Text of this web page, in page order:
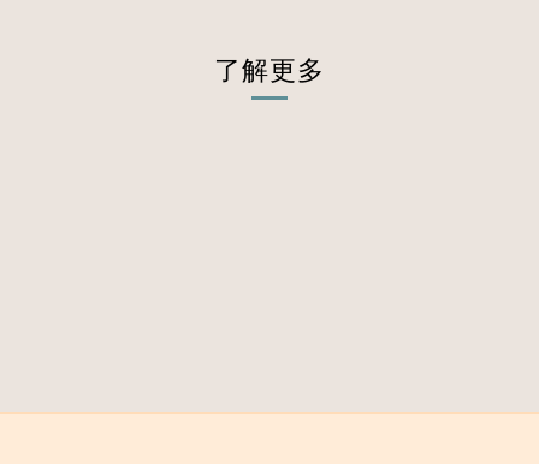
了解更多